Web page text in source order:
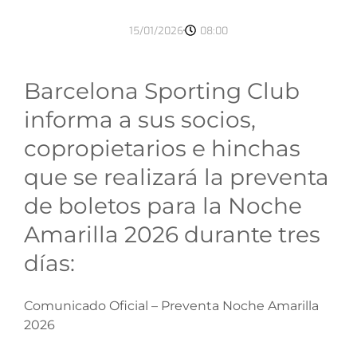
15/01/2026 08:00
Barcelona Sporting Club
informa a sus socios,
copropietarios e hinchas
que se realizará la preventa
de boletos para la Noche
Amarilla 2026 durante tres
días:
Comunicado Oficial – Preventa Noche Amarilla
2026